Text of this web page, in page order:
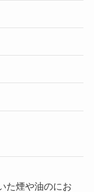
た煙や油のにお